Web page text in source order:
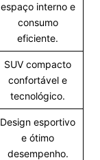
espaço interno e
consumo
eficiente.
SUV compacto
confortável e
tecnológico.
Design esportivo
e ótimo
desempenho.